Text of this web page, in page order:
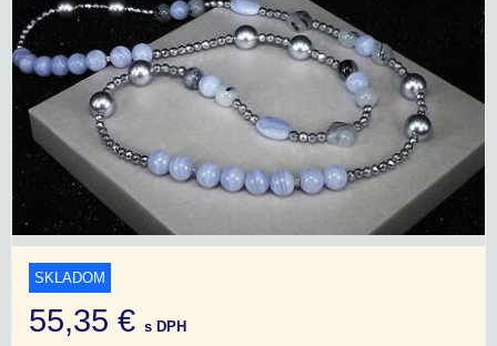
SKLADOM
55,35 € s DPH